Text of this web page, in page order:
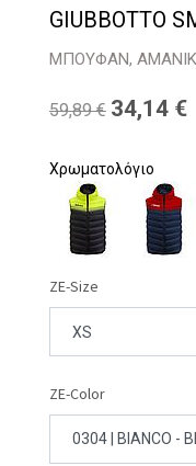
GIUBBOTTO
ΜΠΟΥΦΑΝ,
59,89€ 34,14 €
Χρωματολόγιο
ZE-Size
ZE-Color